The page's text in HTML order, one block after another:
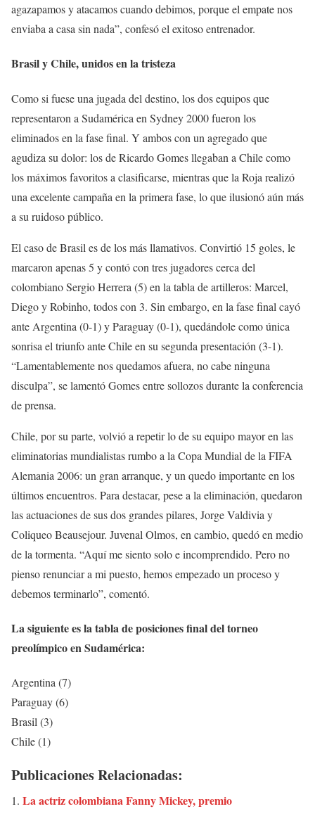
agazapamos y atacamos cuando debimos, porque el empate nos
enviaba a casa sin nada”, confesó el exitoso entrenador.
Brasil y Chile, unidos en la tristeza
Como si fuese una jugada del destino, los dos equipos que
representaron a Sudamérica en Sydney 2000 fueron los
eliminados en la fase final. Y ambos con un agregado que
agudiza su dolor: los de Ricardo Gomes llegaban a Chile como
los máximos favoritos a clasificarse, mientras que la Roja realizó
una excelente campaña en la primera fase, lo que ilusionó aún más
a su ruidoso público.
El caso de Brasil es de los más llamativos. Convirtió 15 goles, le
marcaron apenas 5 y contó con tres jugadores cerca del
colombiano Sergio Herrera (5) en la tabla de artilleros: Marcel,
Diego y Robinho, todos con 3. Sin embargo, en la fase final cayó
ante Argentina (0-1) y Paraguay (0-1), quedándole como única
sonrisa el triunfo ante Chile en su segunda presentación (3-1).
“Lamentablemente nos quedamos afuera, no cabe ninguna
disculpa”, se lamentó Gomes entre sollozos durante la conferencia
de prensa.
Chile, por su parte, volvió a repetir lo de su equipo mayor en las
eliminatorias mundialistas rumbo a la Copa Mundial de la FIFA
Alemania 2006: un gran arranque, y un quedo importante en los
últimos encuentros. Para destacar, pese a la eliminación, quedaron
las actuaciones de sus dos grandes pilares, Jorge Valdivia y
Coliqueo Beausejour. Juvenal Olmos, en cambio, quedó en medio
de la tormenta. “Aquí me siento solo e incomprendido. Pero no
pienso renunciar a mi puesto, hemos empezado un proceso y
debemos terminarlo”, comentó.
La siguiente es la tabla de posiciones final del torneo
preolímpico en Sudamérica:
Argentina (7)
Paraguay (6)
Brasil (3)
Chile (1)
Publicaciones Relacionadas:
La actriz colombiana Fanny Mickey, premio